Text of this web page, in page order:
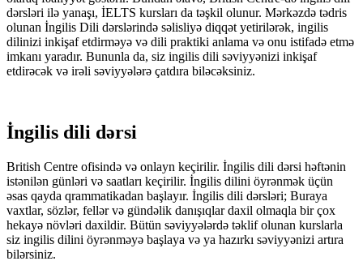
dərsləri ilə yanaşı, İELTS kursları da təşkil olunur. Mərkəzdə tədris
olunan İngilis Dili dərslərində səlisliyə diqqət yetirilərək, ingilis
dilinizi inkişaf etdirməyə və dili praktiki anlama və onu istifadə etmə
imkanı yaradır. Bununla da, siz ingilis dili səviyyənizi inkişaf
etdirəcək və irəli səviyyələrə çatdıra biləcəksiniz.
İngilis dili dərsi
British Centre ofisində və onlayn keçirilir. İngilis dili dərsi həftənin
istənilən günləri və saatları keçirilir. İngilis dilini öyrənmək üçün
əsas qayda qrammatikadan başlayır. İngilis dili dərsləri; Buraya
vaxtlar, sözlər, fellər və gündəlik danışıqlar daxil olmaqla bir çox
hekayə növləri daxildir. Bütün səviyyələrdə təklif olunan kurslarla
siz ingilis dilini öyrənməyə başlaya və ya hazırkı səviyyənizi artıra
bilərsiniz.